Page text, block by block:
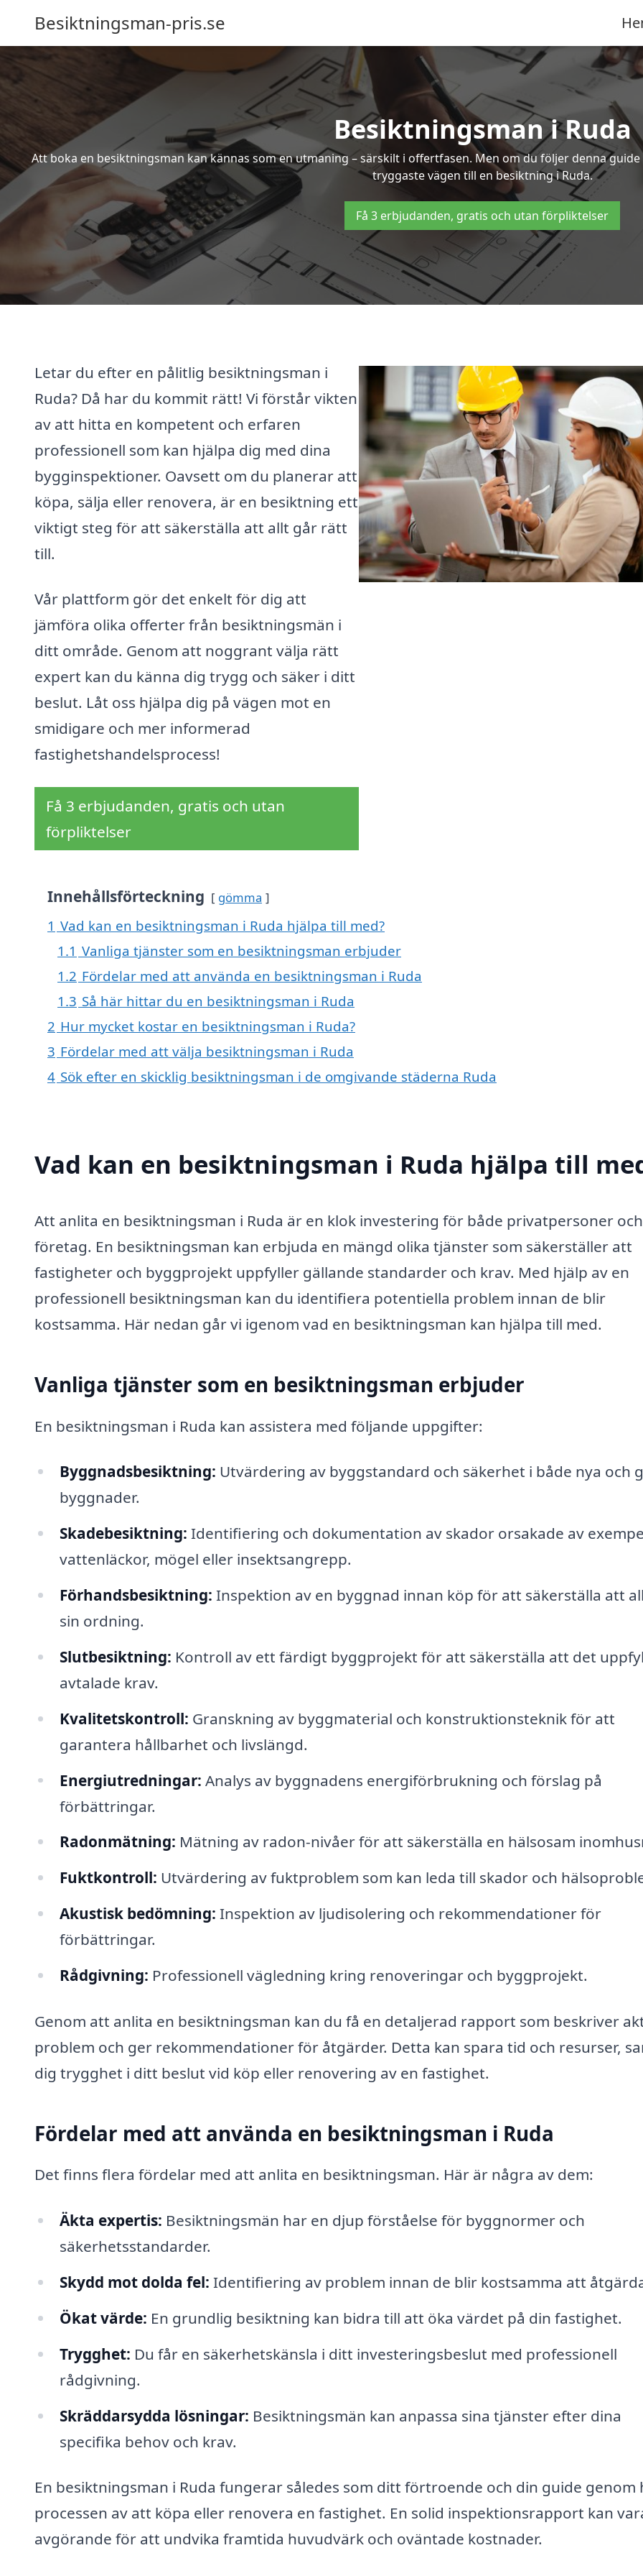
Besiktningsman-pris.se
Besiktningsman i Ruda
Att boka en besiktningsman kan kännas som en utmaning – särskilt i offertfasen. Men om du följer denna
tryggaste vägen till en besiktning i Ruda.
Få 3 erbjudanden, gratis och utan förpliktelser
Letar du efter en pålitlig besiktningsman i
Ruda? Då har du kommit rätt! Vi förstår vikten
av att hitta en kompetent och erfaren
professionell som kan hjälpa dig med dina
bygginspektioner. Oavsett om du planerar att
köpa, sälja eller renovera, är en besiktning ett
viktigt steg för att säkerställa att allt går rätt
till.
Vår plattform gör det enkelt för dig att
jämföra olika offerter från besiktningsmän i
ditt område. Genom att noggrant välja rätt
expert kan du känna dig trygg och säker i ditt
beslut. Låt oss hjälpa dig på vägen mot en
smidigare och mer informerad
fastighetshandelsprocess!
Få 3 erbjudanden, gratis och utan
förpliktelser
Innehållsförteckning gömma
1 Vad kan en besiktningsman i Ruda hjälpa till med?
1.1 Vanliga tjänster som en besiktningsman erbjuder
1.2 Fördelar med att använda en besiktningsman i Ruda
1.3 Så här hittar du en besiktningsman i Ruda
2 Hur mycket kostar en besiktningsman i Ruda?
3 Fördelar med att välja besiktningsman i Ruda
4 Sök efter en skicklig besiktningsman i de omgivande städerna Ruda
Vad kan en besiktningsman i Ruda hjälpa till
Att anlita en besiktningsman i Ruda är en klok investering för både privatpersoner och
företag. En besiktningsman kan erbjuda en mängd olika tjänster som säkerställer att
fastigheter och byggprojekt uppfyller gällande standarder och krav. Med hjälp av en
professionell besiktningsman kan du identifiera potentiella problem innan de blir
kostsamma. Här nedan går vi igenom vad en besiktningsman kan hjälpa till med.
Vanliga tjänster som en besiktningsman erbjuder
En besiktningsman i Ruda kan assistera med följande uppgifter:
Byggnadsbesiktning: Utvärdering av byggstandard och säkerhet i både nya och
byggnader.
Skadebesiktning: Identifiering och dokumentation av skador orsakade av
vattenläckor, mögel eller insektsangrepp.
Förhandsbesiktning: Inspektion av en byggnad innan köp för att säkerställa att
sin ordning.
Slutbesiktning: Kontroll av ett färdigt byggprojekt för att säkerställa att det
avtalade krav.
Kvalitetskontroll: Granskning av byggmaterial och konstruktionsteknik för att
garantera hållbarhet och livslängd.
Energiutredningar: Analys av byggnadens energiförbrukning och förslag på
förbättringar.
Radonmätning: Mätning av radon-nivåer för att säkerställa en hälsosam
Fuktkontroll: Utvärdering av fuktproblem som kan leda till skador och
Akustisk bedömning: Inspektion av ljudisolering och rekommendationer för
förbättringar.
Rådgivning: Professionell vägledning kring renoveringar och byggprojekt.
Genom att anlita en besiktningsman kan du få en detaljerad rapport som beskriver
problem och ger rekommendationer för åtgärder. Detta kan spara tid och resurser,
dig trygghet i ditt beslut vid köp eller renovering av en fastighet.
Fördelar med att använda en besiktningsman i Ruda
Det finns flera fördelar med att anlita en besiktningsman. Här är några av dem:
Äkta expertis: Besiktningsmän har en djup förståelse för byggnormer och
säkerhetsstandarder.
Skydd mot dolda fel: Identifiering av problem innan de blir kostsamma att
Ökat värde: En grundlig besiktning kan bidra till att öka värdet på din fastighet.
Trygghet: Du får en säkerhetskänsla i ditt investeringsbeslut med professionell
rådgivning.
Skräddarsydda lösningar: Besiktningsmän kan anpassa sina tjänster efter dina
specifika behov och krav.
En besiktningsman i Ruda fungerar således som ditt förtroende och din guide genom
processen av att köpa eller renovera en fastighet. En solid inspektionsrapport kan
avgörande för att undvika framtida huvudvärk och oväntade kostnader.